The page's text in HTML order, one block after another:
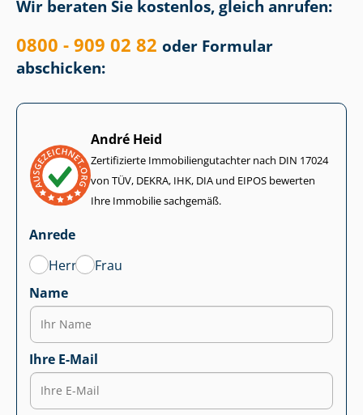
Wir beraten Sie kostenlos, gleich anrufen:
0800 - 909 02 82 oder Formular
abschicken:
André Heid
Zertifizierte Im­mo­bi­li­en­gut­ach­ter nach DIN 17024
von TÜV, DEKRA, IHK, DIA und EIPOS bewerten
Ihre Immobilie sachgemäß.
Anrede
Herr
Frau
Name
Ihre E-Mail